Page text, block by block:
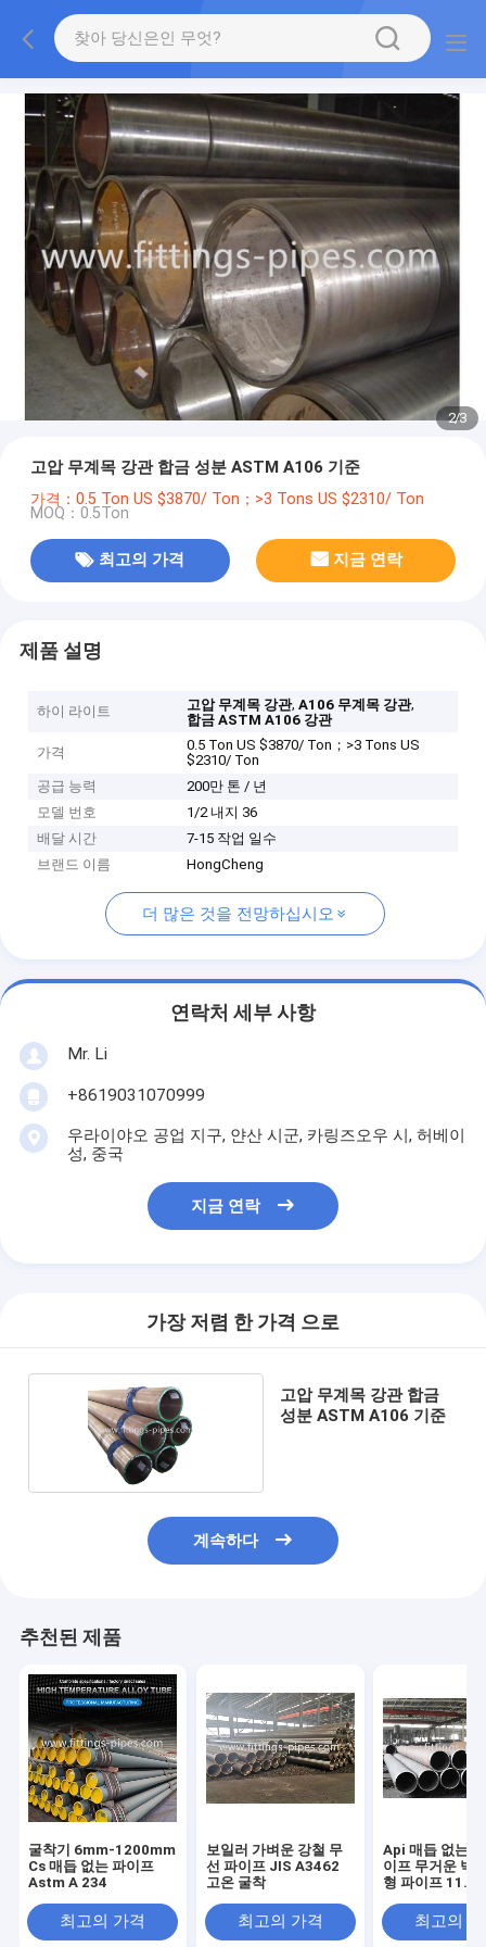
2/3
고압 무계목 강관 합금 성분 ASTM A106 기준
가격：0.5 Ton US $3870/ Ton；>3 Tons US $2310/ Ton
MOQ：0.5Ton
최고의 가격 지금 연락
제품 설명
하이 라이트 고압 무계목 강관,A106 무계목 강관,
합금 ASTM A106 강관
가격
0.5 Ton US $3870/ Ton；>3 Tons US
$2310/ Ton
공급 능력
200만 톤 / 년
모델 번호
1/2 내지 36
배달 시간
7-15 작업 일수
브랜드 이름
HongCheng
더 많은 것을 전망하십시오
연락처 세부 사항
Mr. Li
+8619031070999
우라이야오 공업 지구, 얀산 시군, 카링즈오우 시, 허베이
성, 중국
지금 연락
가장 저렴 한 가격 으로
고압 무계목 강관 합금
성분 ASTM A106 기준
계속하다
추천된 제품
굴착기 6mm-1200mm
Cs 매듭 없는 파이프
Astm A 234
최고의 가격
보일러 가벼운 강철 무
선 파이프 JIS A3462
고온 굴착
최고의 가격
Api 매듭 없는
이프 무거운 벽
형 파이프
최고의